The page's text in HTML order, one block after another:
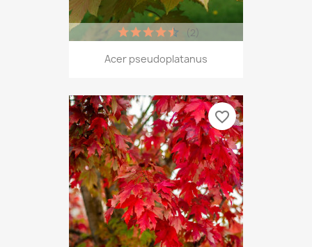
Acer pseudoplatanus
(2)
favorite_border